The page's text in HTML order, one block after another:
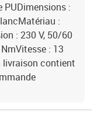
PUDimensions :
:
: 230 V, 50/60
: 13
livraison contient